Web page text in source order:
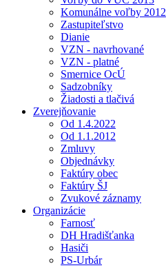
Komunálne voľby 2012
Zastupiteľstvo
Dianie
VZN - navrhované
VZN - platné
Smernice OcÚ
Sadzobníky
Žiadosti a tlačivá
Zverejňovanie
Od 1.4.2022
Od 1.1.2012
Zmluvy
Objednávky
Faktúry obec
Faktúry ŠJ
Zvukové záznamy
Organizácie
Farnosť
DH Hradišťanka
Hasiči
PS-Urbár